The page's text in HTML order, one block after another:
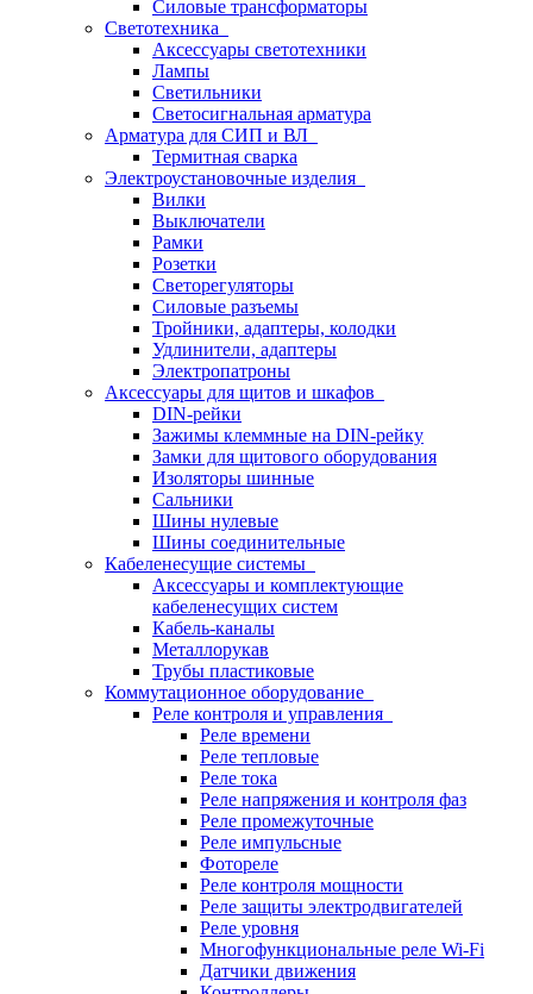
Силовые трансформаторы
Светотехника
Аксессуары светотехники
Лампы
Светильники
Светосигнальная арматура
Арматура для СИП и ВЛ
Термитная сварка
Электроустановочные изделия
Вилки
Выключатели
Рамки
Розетки
Светорегуляторы
Силовые разъемы
Тройники, адаптеры, колодки
Удлинители, адаптеры
Электропатроны
Аксессуары для щитов и шкафов
DIN-рейки
Зажимы клеммные на DIN-рейку
Замки для щитового оборудования
Изоляторы шинные
Сальники
Шины нулевые
Шины соединительные
Кабеленесущие системы
Аксессуары и комплектующие
кабеленесущих систем
Кабель-каналы
Металлорукав
Трубы пластиковые
Коммутационное оборудование
Реле контроля и управления
Реле времени
Реле тепловые
Реле тока
Реле напряжения и контроля фаз
Реле промежуточные
Реле импульсные
Фотореле
Реле контроля мощности
Реле защиты электродвигателей
Реле уровня
Многофункциональные реле Wi-Fi
Датчики движения